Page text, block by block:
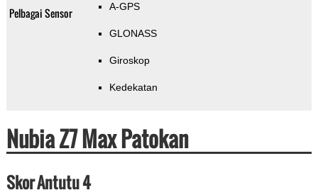
Pelbagai Sensor A-GPS
GLONASS
Giroskop
Kedekatan
Nubia Z7 Max Patokan
Skor Antutu 4